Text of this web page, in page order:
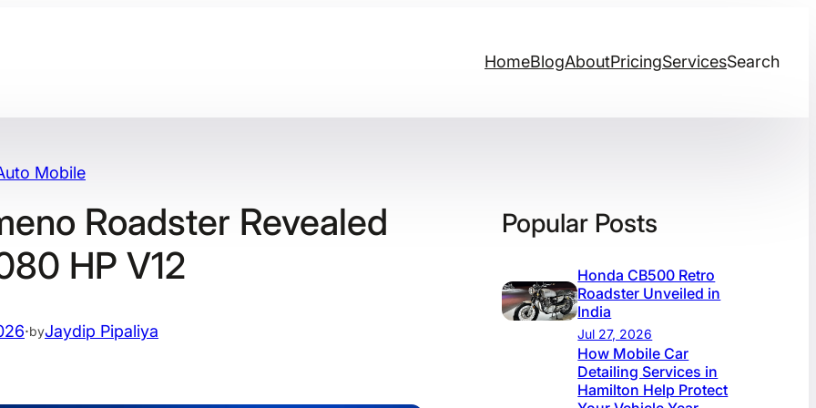
HomeBlogAboutPricingServicesSearch
Mobile
Roadster Revealed
HP V12
·byJaydip Pipaliya
Popular Posts
Honda CB500 Retro
Roadster Unveiled in
India
Jul 27, 2026
How Mobile Car
Detailing Services in
Hamilton Help Protect